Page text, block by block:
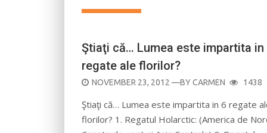
Ştiaţi că… Lumea este impartita in
regate ale florilor?
POSTED
NOVEMBER 23, 2012 —BYCARMEN 1438
Ştiaţi că… Lumea este impartita in 6 regate
florilor? 1. Regatul Holarctic: (America de